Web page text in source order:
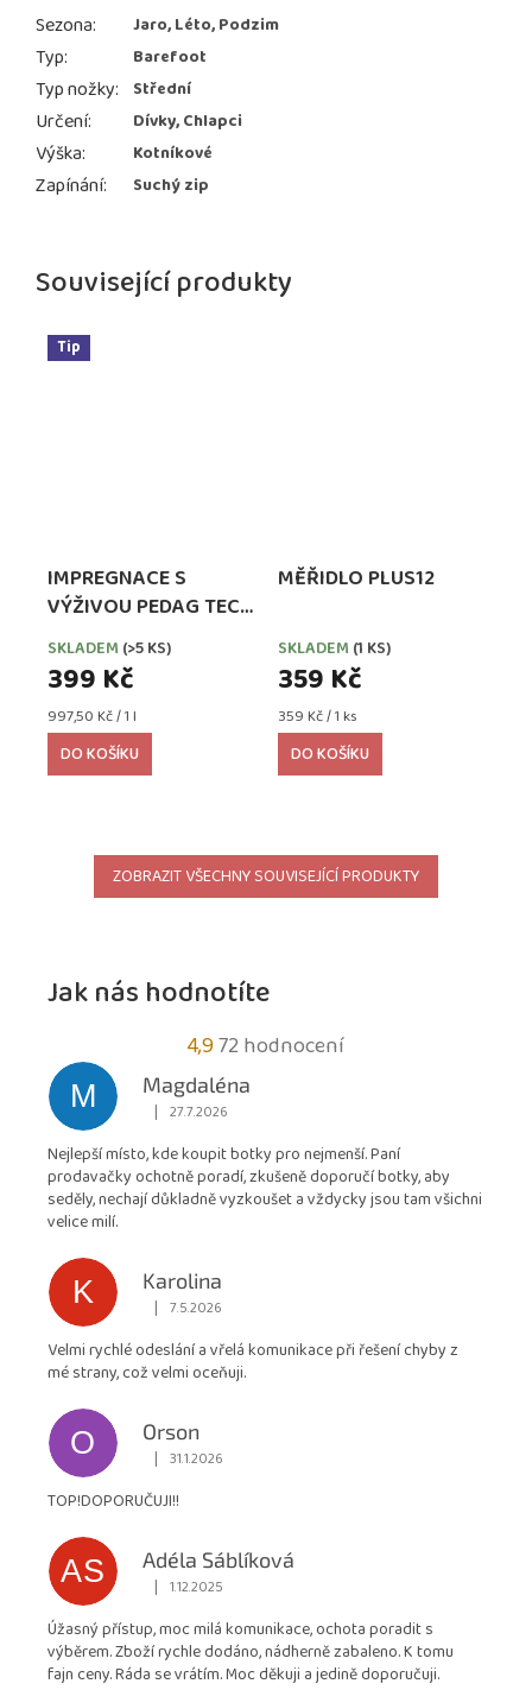
Související produkty
Tip
IMPREGNACE S
VÝŽIVOU PEDAG TECH
WATERPROOFER,
EXTRA SILNÁ
SKLADEM (>5 KS)
399 Kč
Měrná
cena:
997,50 Kč / 1 l
DO KOŠÍKU
MĚŘIDLO PLUS12
SKLADEM (1 KS)
359 Kč
Měrná
cena:
359 Kč / 1 ks
DO KOŠÍKU
ZOBRAZIT VŠECHNY SOUVISEJÍCÍ PRODUKTY
Sezona: Jaro, Léto, Podzim
Typ: Barefoot
Typ nožky: Střední
Určení: Dívky, Chlapci
Výška: Kotníkové
Zapínání: Suchý zip
Jak nás hodnotíte
4,9Průměrné
hodnocení
obchodu
4,9
z
72 hodnocení
M
Magdaléna
Hodnocení obchodu je 5 z 5 hvězdiček.
| 27.7.2026
Nejlepší místo, kde koupit botky pro nejmenší. Paní
prodavačky ochotně poradí, zkušeně doporučí botky, aby
seděly, nechají důkladně vyzkoušet a vždycky jsou tam všichni
velice milí.
K
Karolina
Hodnocení obchodu je 5 z 5 hvězdiček.
| 7.5.2026
Velmi rychlé odeslání a vřelá komunikace při řešení chyby z
mé strany, což velmi oceňuji.
O
Orson
Hodnocení obchodu je 5 z 5 hvězdiček.
| 31.1.2026
TOP!DOPORUČUJI!!
AS
Adéla Sáblíková
Hodnocení obchodu je 5 z 5 hvězdiček.
| 1.12.2025
Úžasný přístup, moc milá komunikace, ochota poradit s
výběrem. Zboží rychle dodáno, nádherně zabaleno. K tomu
fajn ceny. Ráda se vrátím. Moc děkuji a jedině doporučuji.